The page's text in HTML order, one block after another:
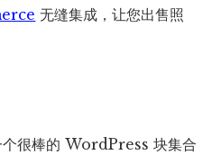
无缝集成，让您出售照
很棒的 WordPress 块集合